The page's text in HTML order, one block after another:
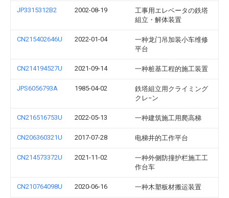
JP3315312B2 2002-08-19
工事用エレベータの鉄塔
組立・解体装置
CN215402646U 2022-01-04
一种龙门吊加装小车维修
平台
CN214194527U 2021-09-14 一种桩基工程的施工装置
JPS6056793A 1985-04-02
鉄塔組立用クライミング
クレ−ン
CN216516753U 2022-05-13 一种建筑施工用爬高梯
CN206360321U 2017-07-28 电梯井的工作平台
CN214573372U 2021-11-02
一种外侧防撞护栏施工工
作台车
CN210764098U 2020-06-16 一种木塑板材搬运装置